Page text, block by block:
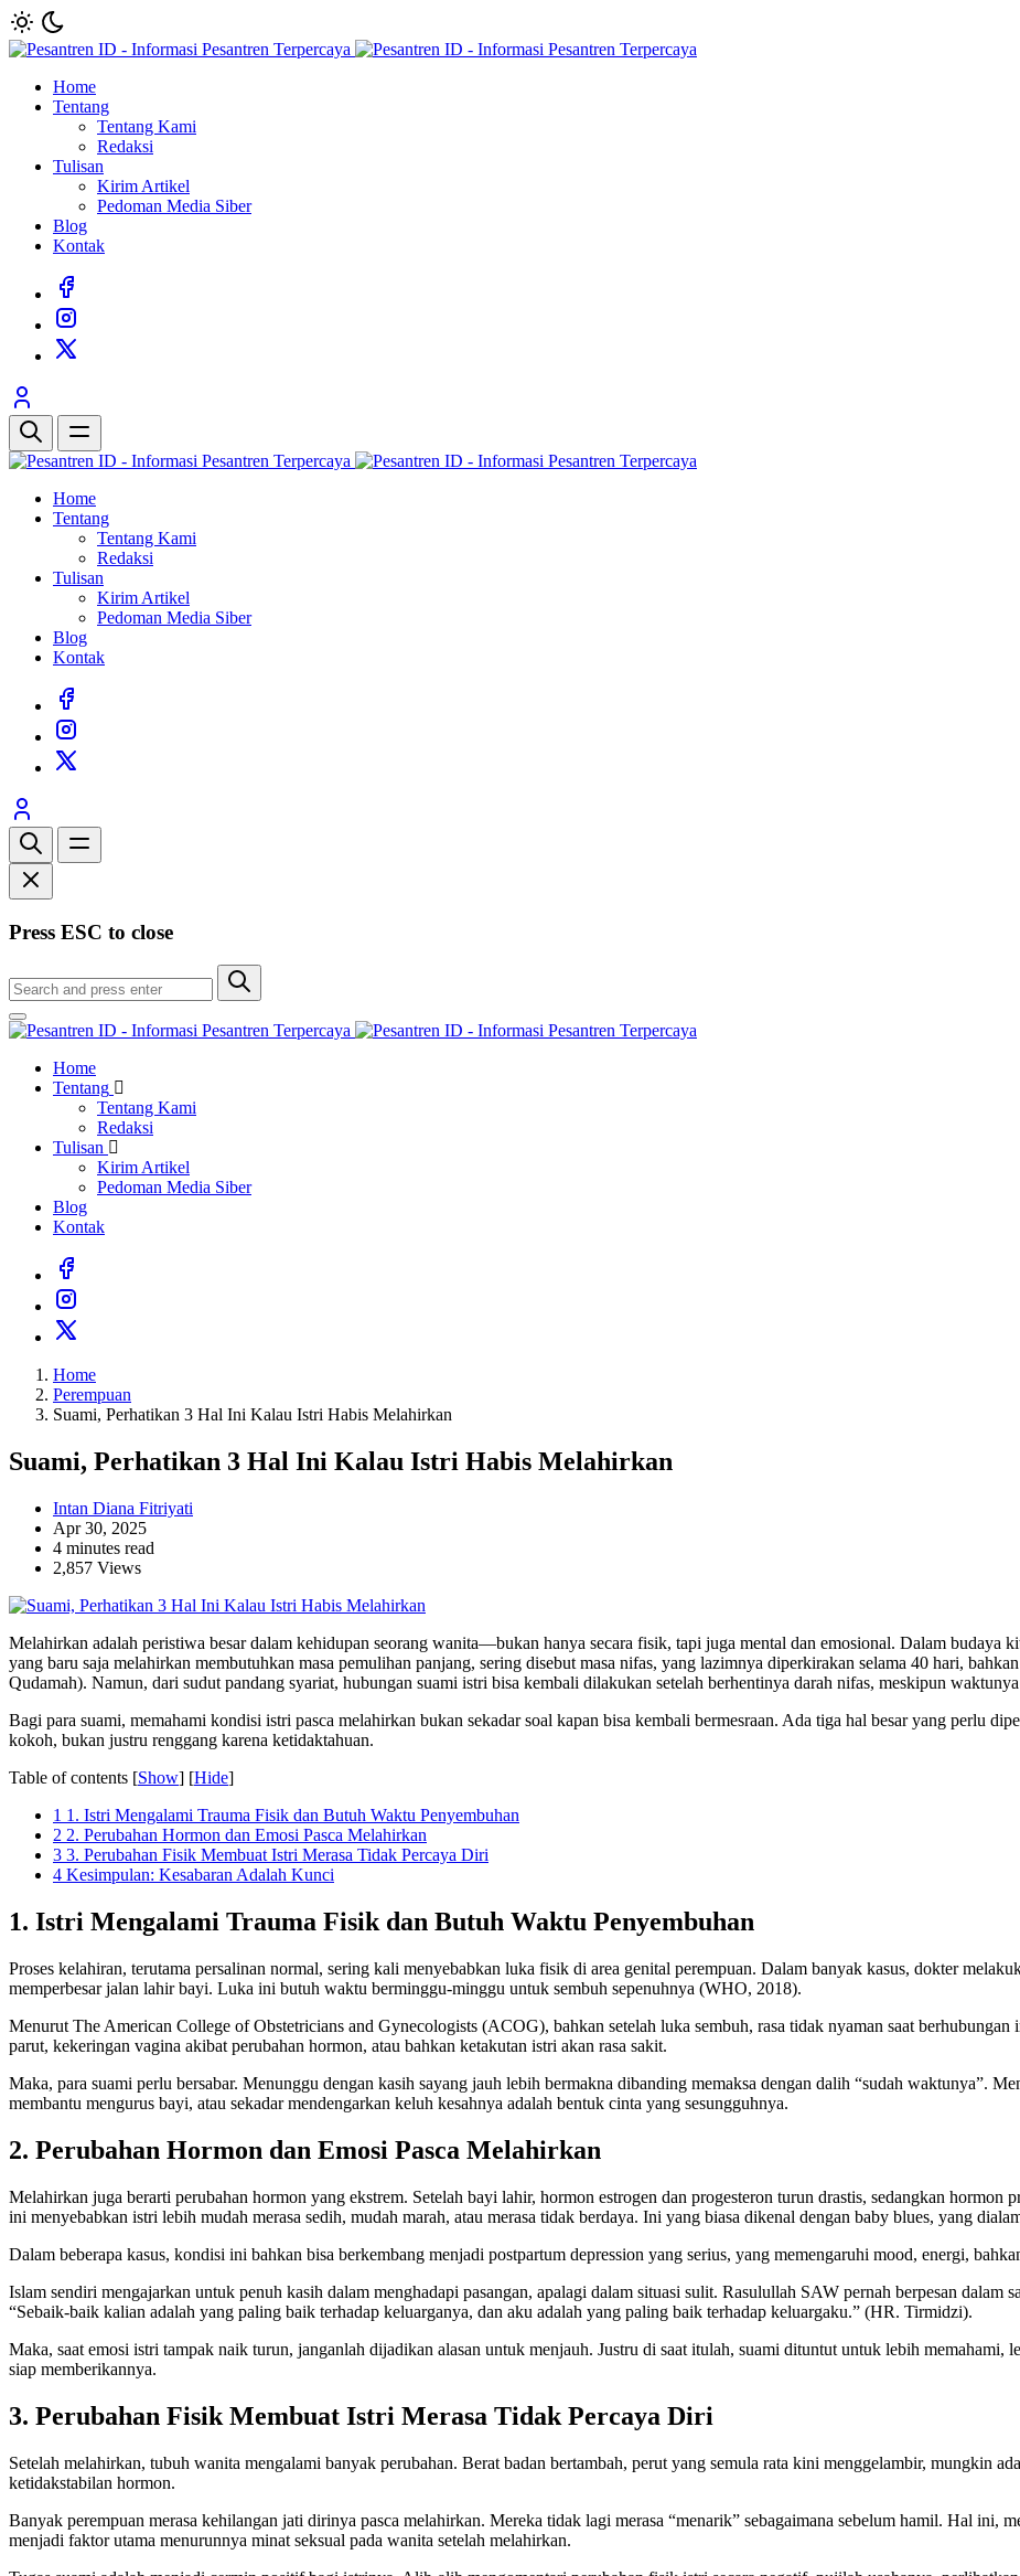
Home
Tentang
Tentang Kami
Redaksi
Tulisan
Kirim Artikel
Pedoman Media Siber
Blog
Kontak
Home
Tentang
Tentang Kami
Redaksi
Tulisan
Kirim Artikel
Pedoman Media Siber
Blog
Kontak
Press ESC to close
Home
Tentang
Tentang Kami
Redaksi
Tulisan
Kirim Artikel
Pedoman Media Siber
Blog
Kontak
Home
Perempuan
Suami, Perhatikan 3 Hal Ini Kalau Istri Habis Melahirkan
Suami, Perhatikan 3 Hal Ini Kalau Istri Habis Melahirkan
Intan Diana Fitriyati
Apr 30, 2025
4 minutes read
2,857 Views
Melahirkan adalah peristiwa besar dalam kehidupan seorang wanita—bukan hanya secara fisik, tapi juga mental dan emosional. Dalam budaya
yang baru saja melahirkan membutuhkan masa pemulihan panjang, sering disebut masa nifas, yang lazimnya diperkirakan selama 40 hari,
Qudamah). Namun, dari sudut pandang syariat, hubungan suami istri bisa kembali dilakukan setelah berhentinya darah nifas, meskipun
Bagi para suami, memahami kondisi istri pasca melahirkan bukan sekadar soal kapan bisa kembali bermesraan. Ada tiga hal besar yang perlu
kokoh, bukan justru renggang karena ketidaktahuan.
Table of contents [Show] [Hide]
1 1. Istri Mengalami Trauma Fisik dan Butuh Waktu Penyembuhan
2 2. Perubahan Hormon dan Emosi Pasca Melahirkan
3 3. Perubahan Fisik Membuat Istri Merasa Tidak Percaya Diri
4 Kesimpulan: Kesabaran Adalah Kunci
1. Istri Mengalami Trauma Fisik dan Butuh Waktu Penyembuhan
Proses kelahiran, terutama persalinan normal, sering kali menyebabkan luka fisik di area genital perempuan. Dalam banyak kasus, dokter
memperbesar jalan lahir bayi. Luka ini butuh waktu berminggu-minggu untuk sembuh sepenuhnya (WHO, 2018).
Menurut The American College of Obstetricians and Gynecologists (ACOG), bahkan setelah luka sembuh, rasa tidak nyaman saat berhubungan
parut, kekeringan vagina akibat perubahan hormon, atau bahkan ketakutan istri akan rasa sakit.
Maka, para suami perlu bersabar. Menunggu dengan kasih sayang jauh lebih bermakna dibanding memaksa dengan dalih “sudah waktunya”.
membantu mengurus bayi, atau sekadar mendengarkan keluh kesahnya adalah bentuk cinta yang sesungguhnya.
2. Perubahan Hormon dan Emosi Pasca Melahirkan
Melahirkan juga berarti perubahan hormon yang ekstrem. Setelah bayi lahir, hormon estrogen dan progesteron turun drastis, sedangkan
ini menyebabkan istri lebih mudah merasa sedih, mudah marah, atau merasa tidak berdaya. Ini yang biasa dikenal dengan baby blues, yang
Dalam beberapa kasus, kondisi ini bahkan bisa berkembang menjadi postpartum depression yang serius, yang memengaruhi mood, energi,
Islam sendiri mengajarkan untuk penuh kasih dalam menghadapi pasangan, apalagi dalam situasi sulit. Rasulullah SAW pernah berpesan dalam
“Sebaik-baik kalian adalah yang paling baik terhadap keluarganya, dan aku adalah yang paling baik terhadap keluargaku.” (HR. Tirmidzi).
Maka, saat emosi istri tampak naik turun, janganlah dijadikan alasan untuk menjauh. Justru di saat itulah, suami dituntut untuk lebih memahami,
siap memberikannya.
3. Perubahan Fisik Membuat Istri Merasa Tidak Percaya Diri
Setelah melahirkan, tubuh wanita mengalami banyak perubahan. Berat badan bertambah, perut yang semula rata kini menggelambir, mungkin
ketidakstabilan hormon.
Banyak perempuan merasa kehilangan jati dirinya pasca melahirkan. Mereka tidak lagi merasa “menarik” sebagaimana sebelum hamil. Hal ini,
menjadi faktor utama menurunnya minat seksual pada wanita setelah melahirkan.